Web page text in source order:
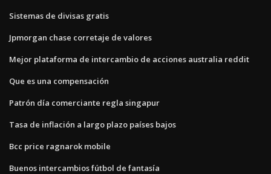
Sistemas de divisas gratis
Jpmorgan chase corretaje de valores
Mejor plataforma de intercambio de acciones australia reddit
Que es una compensación
Patrón día comerciante regla singapur
Tasa de inflación a largo plazo países bajos
Bcc price ragnarok mobile
Buenos intercambios fútbol de fantasía